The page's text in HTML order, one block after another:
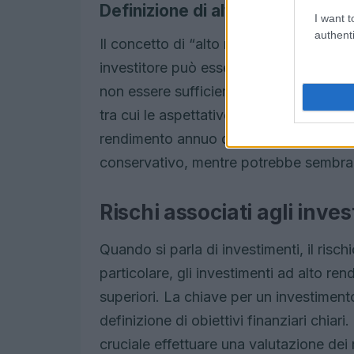
I want
Definizione di alto rendimento
Il concetto di “alto rendimento” non
investitore può essere considerato un
non essere sufficiente. La percezione
tra cui le aspettative personali e le
rendimento annuo del 2% potrebbe
conservativo, mentre potrebbe
Rischi associati agli
Quando si parla di investimenti, il
particolare, gli investimenti ad alto
superiori. La chiave per un
definizione di obiettivi finanziari
cruciale effettuare una valutazione